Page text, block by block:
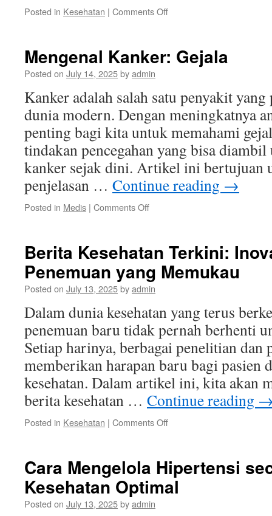
Posted in Kesehatan | Comments Offon
5
Kebiasaan
yang
Harus
Anda
Coba
Mengenal Kanker: Gejala
Posted on July 14, 2025byadmin
Kanker adalah salah satu penyakit
dunia modern. Dengan meningkatnya
penting bagi kita untuk memahami
tindakan pencegahan yang bisa
kanker sejak dini. Artikel ini bertujuan
penjelasan … Continue reading →
Posted in Medis | Comments Offon
Berita Kesehatan Terkini:
Penemuan yang Memukau
Posted on July 13, 2025byadmin
Dalam dunia kesehatan yang terus
penemuan baru tidak pernah berhenti
Setiap harinya, berbagai penelitian dan
memberikan harapan baru bagi pasien
kesehatan. Dalam artikel ini, kita akan
berita kesehatan … Continue reading
Posted in Kesehatan | Comments Offon
Inovasi
dan
Penemuan
Cara Mengelola Hipertensi
Kesehatan Optimal
Posted on July 13, 2025byadmin